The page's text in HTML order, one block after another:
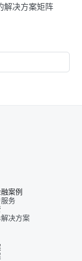
解决方案矩阵
案例
务
决方案